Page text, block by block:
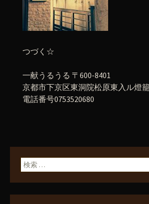
つづく☆
一献うるうる 〒600-8401
京都市下京区東洞院松原東入ル燈
電話番号0753520680
検索: